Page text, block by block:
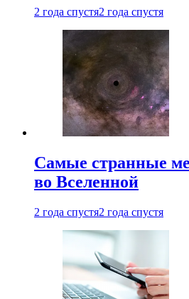
2 года спустя2 года спустя
Самые странные
во Вселенной
2 года спустя2 года спустя